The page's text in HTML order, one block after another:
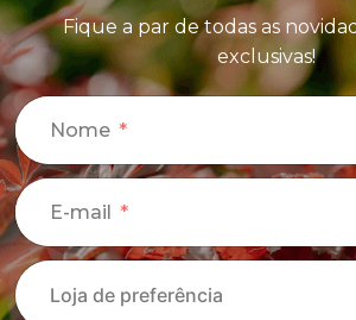
Fique a par de todas as
exclusivas!
Nome
E-mail